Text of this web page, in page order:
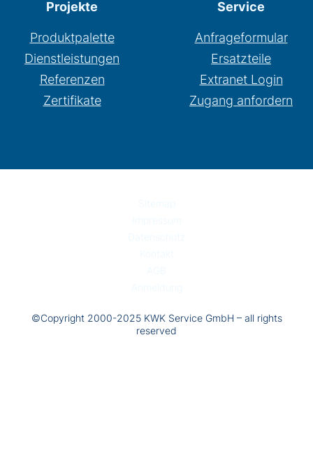
Projekte
Produktpalette
Dienstleistungen
Referenzen
Zertifikate
Service
Anfrageformular
Ersatzteile
Extranet Login
Zugang anfordern
©Copyright 2000-2025 KWK Service GmbH – all rights
reserved